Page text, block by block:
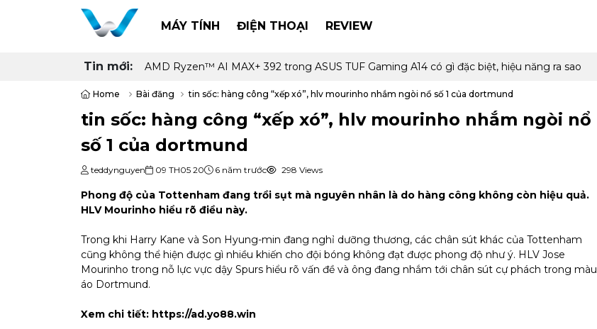
MÁY TÍNH ĐIỆN THOẠI REVIEW
Tin mới: AMD Ryzen™ AI MAX+ 392 trong ASUS TUF Gaming A14 có gì đặc biệt, hiệu năng ra sao
Home Bài đăng tin sốc: hàng công “xếp xó”, hlv mourinho nhắm ngòi nổ số 1 của dortmund
tin sốc: hàng công “xếp xó”, hlv mourinho nhắm ngòi nổ
số 1 của dortmund
teddynguyen 09 TH05 20 6 năm trước 298 Views
Phong độ của Tottenham đang trồi sụt mà nguyên nhân là do hàng công không còn hiệu quả.
HLV Mourinho hiểu rõ điều này.
Trong khi Harry Kane và Son Hyung-min đang nghỉ dưỡng thương, các chân sút khác của Tottenham
cũng không thể hiện được gì nhiều khiến cho đội bóng không đạt được phong độ như ý. HLV Jose
Mourinho trong nỗ lực vực dậy Spurs hiểu rõ vấn đề và ông đang nhắm tới chân sút cự phách trong màu
áo Dortmund.
Xem chi tiết: https://ad.yo88.win